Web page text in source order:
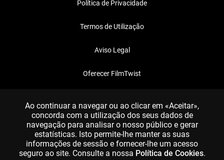
Política de Privacidade
Termos de Utilização
Aviso Legal
Oferecer FilmTwist
Ao continuar a navegar ou ao clicar em «Aceitar»,
concorda com a utilização dos seus dados de
navegação para analisar o nosso público e gerar
estatísticas. Isto permite-lhe manter as suas
informações de sessão e fornecer-lhe um acesso
seguro ao site. Consulte a nossa Política de Cookies.